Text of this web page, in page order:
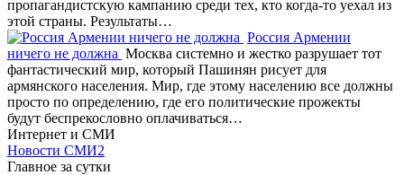
пропагандистскую кампанию среди тех, кто когда-то уехал из
этой страны. Результаты…
Россия Армении
ничего не должна Москва системно и жестко разрушает тот
фантастический мир, который Пашинян рисует для
армянского населения. Мир, где этому населению все должны
просто по определению, где его политические прожекты
будут беспрекословно оплачиваться…
Интернет и СМИ
Новости СМИ2
Главное за сутки